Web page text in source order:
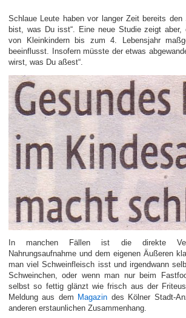
Schlaue Leute haben vor langer Zeit bereits den
bist, was Du isst“. Eine neue Studie zeigt
von Kleinkindern bis zum 4. Lebensjahr
beeinflusst. Insofern müsste der etwas
wirst, was Du aßest“.
In manchen Fällen ist die direkte
Nahrungsaufnahme und dem eigenen Äußeren
man viel Schweinfleisch isst und irgendwann
Schweinchen, oder wenn man nur beim
selbst so fettig glänzt wie frisch aus der
Meldung aus dem Magazin des Kölner Stadt-
anderen erstaunlichen Zusammenhang.